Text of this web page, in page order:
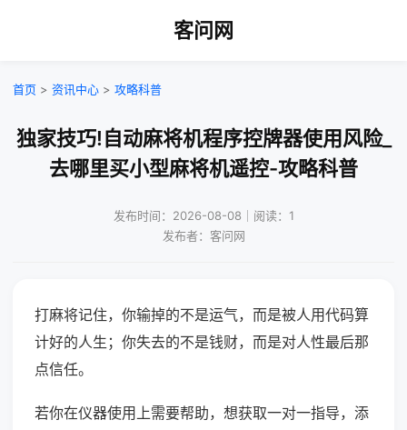
客问网
首页 > 资讯中心 > 攻略科普
独家技巧!自动麻将机程序控牌器使用风险_
去哪里买小型麻将机遥控-攻略科普
发布时间：2026-08-08｜阅读：1
发布者：客问网
打麻将记住，你输掉的不是运气，而是被人用代码算
计好的人生；你失去的不是钱财，而是对人性最后那
点信任。
若你在仪器使用上需要帮助，想获取一对一指导，添